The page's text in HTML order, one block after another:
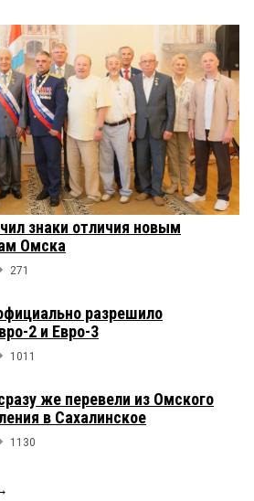
знаки отличия новым
Омска
271
разрешило
2 и Евро-3
1011
же перевели из Омского
в Сахалинское
1130